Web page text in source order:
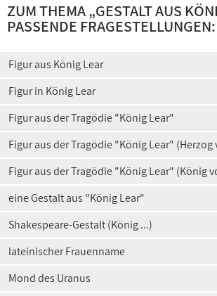
ZUM THEMA „GESTALT AUS
PASSENDE FRAGESTELLUNGEN:
Figur aus König Lear
Figur in König Lear
Figur aus der Tragödie "König Lear"
Figur aus der Tragödie "König Lear" (Herzog
Figur aus der Tragödie "König Lear" (König
eine Gestalt aus "König Lear"
Shakespeare-Gestalt (König ...)
lateinischer Frauenname
Mond des Uranus